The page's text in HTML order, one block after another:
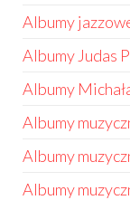
Albumy
Albumy Judas
Albumy
Albumy
Albumy
Albumy